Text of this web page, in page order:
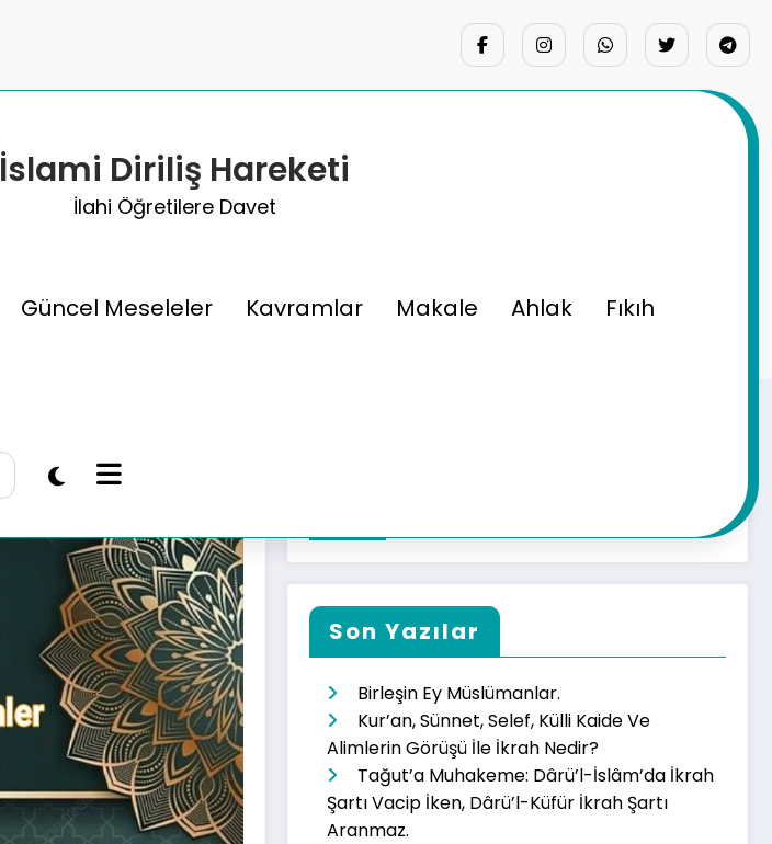
İslami Diriliş Hareketi
İlahi Öğretilere Davet
Güncel Meseleler Kavramlar Makale Ahlak Fıkıh
Son Yazılar
Birleşin Ey Müslümanlar.
Kur’an, Sünnet, Selef, Külli Kaide Ve
Alimlerin Görüşü İle İkrah Nedir?
Tağut’a Muhakeme: Dârü’l-İslâm’da İkrah
Şartı Vacip İken, Dârü’l-Küfür İkrah Şartı
Aranmaz.